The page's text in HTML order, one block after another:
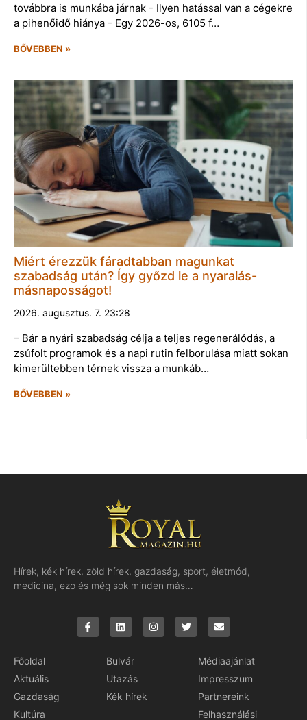
továbbra is munkába járnak - Ilyen hatással van a cégekre
a pihenőidő hiánya - Egy 2026-os, 6105 f…
BŐVEBBEN »
Miért érezzük fáradtabban magunkat
szabadság után? Így győzd le a nyaralás-
másnaposságot!
2026. augusztus. 7. 23:28
– Bár a nyári szabadság célja a teljes regenerálódás, a
zsúfolt programok és a napi rutin felborulása miatt sokan
kimerültebben térnek vissza a munkáb…
BŐVEBBEN »
Hírek, kék hírek, zöld hírek, gazdaság, sport, életmód,
medicina, ezo és még sok minden más…
Főoldal
Aktuális
Gazdaság
Kultúra
Bulvár
Utazás
Kék hírek
Médiaajánlat
Impresszum
Partnereink
Felhasználási